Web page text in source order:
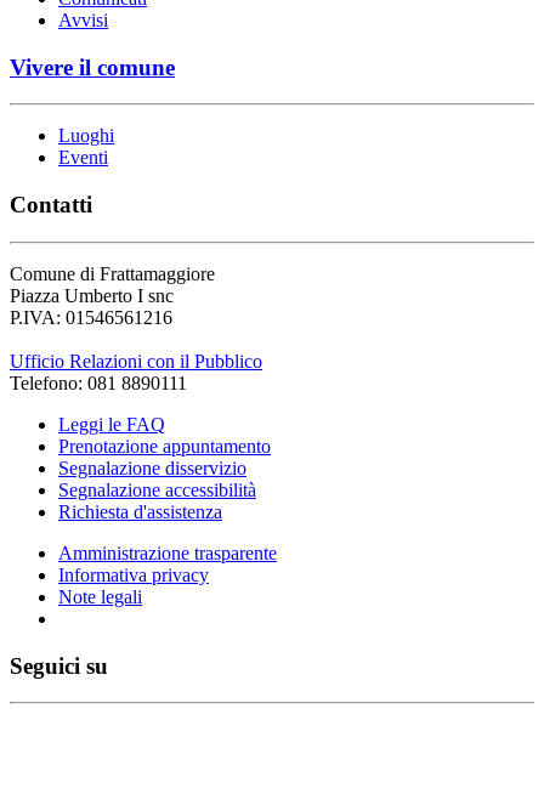
Avvisi
Vivere il comune
Luoghi
Eventi
Contatti
Comune di Frattamaggiore
Piazza Umberto I snc
P.IVA: 01546561216
Ufficio Relazioni con il Pubblico
Telefono: 081 8890111
Leggi le FAQ
Prenotazione appuntamento
Segnalazione disservizio
Segnalazione accessibilità
Richiesta d'assistenza
Amministrazione trasparente
Informativa privacy
Note legali
Seguici su